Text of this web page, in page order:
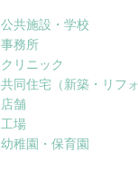
公共施設・学校
事務所
クリニック
共同住宅（新築・リフォ
店舗
工場
幼稚園・保育園